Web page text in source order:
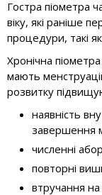
Гостра піометра
віку, які раніше
процедури, такі
Хронічна
мають
розвитку
наявність
завершення
численні
повторні
втручання